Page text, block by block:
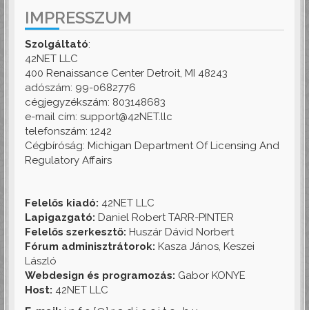
IMPRESSZUM
Szolgáltató:
42NET LLC
400 Renaissance Center Detroit, MI 48243
adószám: 99-0682776
cégjegyzékszám: 803148683
e-mail cím: support@42NET.llc
telefonszám: 1242
Cégbíróság: Michigan Department Of Licensing And
Regulatory Affairs
Felelős kiadó: 42NET LLC
Lapigazgató: Daniel Robert TARR-PINTER
Felelős szerkesztő: Huszár Dávid Norbert
Fórum adminisztrátorok: Kasza János, Keszei
László
Webdesign és programozás: Gabor KONYE
Host: 42NET LLC